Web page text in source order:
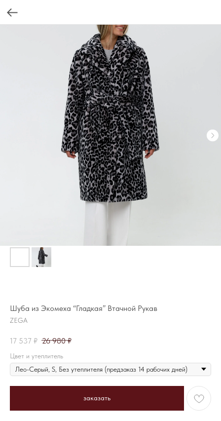
Шуба из Экомеха “Гладкая” Втачной Рукав
ZEGA
17 537 ₽ 26 980 ₽
Цвет и утеплитель
заказать